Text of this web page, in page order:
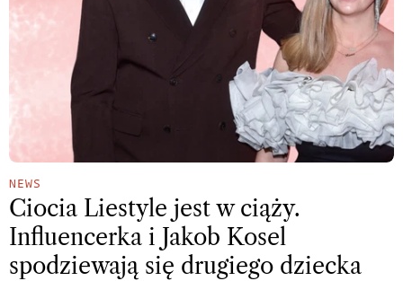
NEWS
Ciocia Liestyle jest w ciąży.
Influencerka i Jakob Kosel
spodziewają się drugiego dziecka